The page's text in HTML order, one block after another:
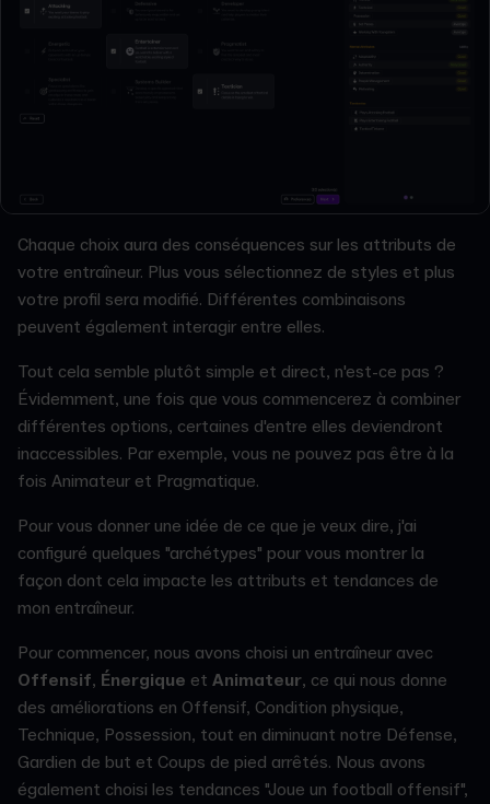
Chaque choix aura des conséquences sur les attributs de
votre entraîneur. Plus vous sélectionnez de styles et plus
votre profil sera modifié. Différentes combinaisons
peuvent également interagir entre elles.
Tout cela semble plutôt simple et direct, n'est-ce pas ?
Évidemment, une fois que vous commencerez à combiner
différentes options, certaines d'entre elles deviendront
inaccessibles. Par exemple, vous ne pouvez pas être à la
fois Animateur et Pragmatique.
Pour vous donner une idée de ce que je veux dire, j'ai
configuré quelques "archétypes" pour vous montrer la
façon dont cela impacte les attributs et tendances de
mon entraîneur.
Pour commencer, nous avons choisi un entraîneur avec
Offensif, Énergique et Animateur, ce qui nous donne
des améliorations en Offensif, Condition physique,
Technique, Possession, tout en diminuant notre Défense,
Gardien de but et Coups de pied arrêtés. Nous avons
également choisi les tendances "Joue un football offensif",